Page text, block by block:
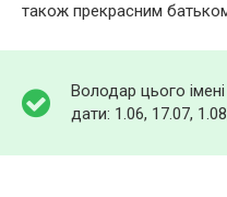
також прекрасним
Володар цього
дати: 1.06, 17.07,